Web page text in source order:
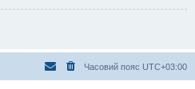
Часовий пояс UTC+03:00